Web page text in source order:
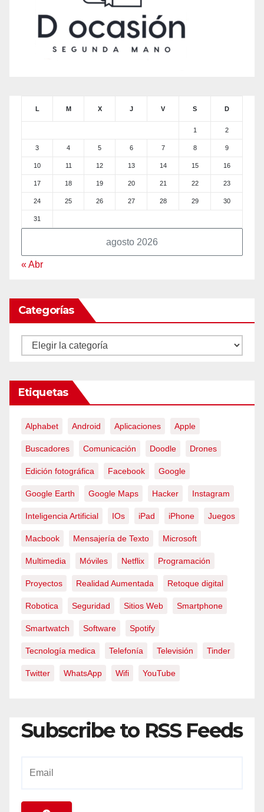
agosto 2026
L M X J V S D
1 2
3 4 5 6 7 8 9
10 11 12 13 14 15 16
17 18 19 20 21 22 23
24 25 26 27 28 29 30
31
« Abr
Categorías
Categorías
Etiquetas
Alphabet Android Aplicaciones Apple
Buscadores Comunicación Doodle Drones
Edición fotográfica Facebook Google
Google Earth Google Maps Hacker Instagram
Inteligencia Artificial IOs iPad iPhone Juegos
Macbook Mensajería de Texto Microsoft
Multimedia Móviles Netflix Programación
Proyectos Realidad Aumentada Retoque digital
Robotica Seguridad Sitios Web Smartphone
Smartwatch Software Spotify
Tecnología medica Telefonía Televisión Tinder
Twitter WhatsApp Wifi YouTube
Subscribe to RSS Feeds